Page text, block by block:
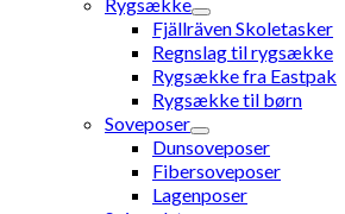
Fjällräven Skoletasker
Regnslag til rygsække
Rygsække fra Eastpak
Rygsække til børn
Soveposer
Dunsoveposer
Fibersoveposer
Lagenposer